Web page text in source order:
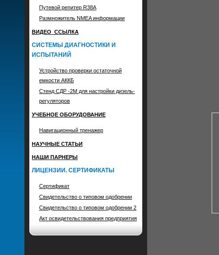
Путевой репитер R38A
Размножитель NMEA информации
ВИДЕО_ССЫЛКА
СИСТЕМЫ ДИАГНОСТИКИ И
ИСПЫТАНИЙ
Устройство проверки остаточной
емкости АККБ
Стенд СДР -2М для настройки дизель-
регуляторов
УЧЕБНОЕ ОБОРУДОВАНИЕ
Навигационный тренажер
НАУЧНЫЕ СТАТЬИ
НАШИ ПАРНЕРЫ
ЛИЦЕНЗИИ. СЕРТИФИКАТЫ
Сертификат
Свидетельство о типовом одобрении
Свидетельство о типовом одобрении 2
Акт освидетельствования предприятия